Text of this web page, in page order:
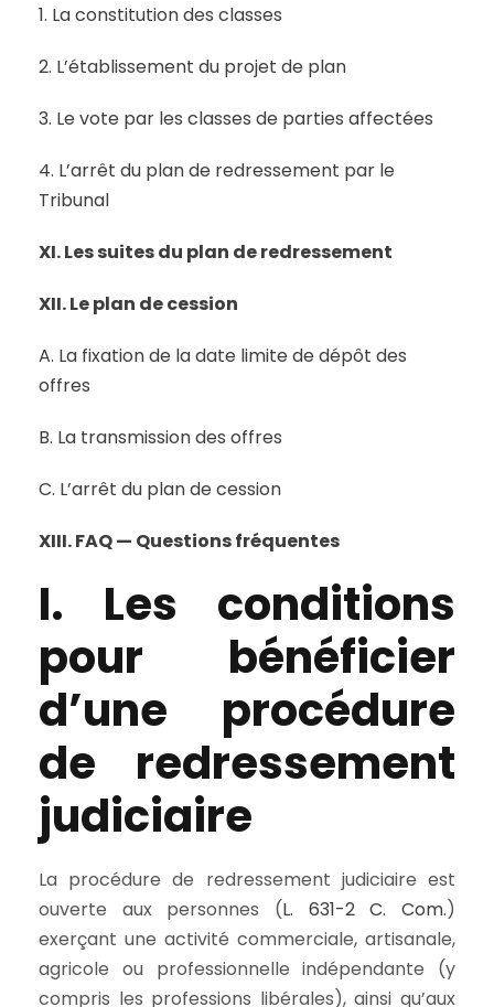
1. La constitution des classes
2. L’établissement du projet de plan
3. Le vote par les classes de parties affectées
4. L’arrêt du plan de redressement par le
Tribunal
XI. Les suites du plan de redressement
XII. Le plan de cession
A. La fixation de la date limite de dépôt des
offres
B. La transmission des offres
C. L’arrêt du plan de cession
XIII. FAQ — Questions fréquentes
I. Les conditions
pour bénéficier
d’une procédure
de redressement
judiciaire
La procédure de redressement judiciaire est
ouverte aux personnes (L. 631-2 C. Com.)
exerçant une activité commerciale, artisanale,
agricole ou professionnelle indépendante (y
compris les professions libérales), ainsi qu’aux